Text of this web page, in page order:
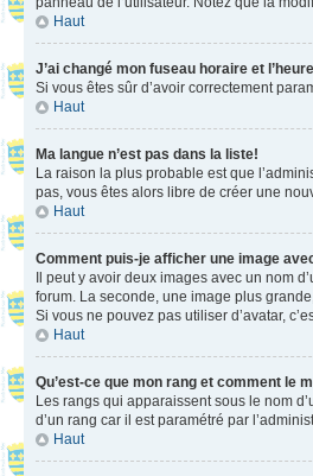
Haut
J’ai changé mon fuseau horaire et
Si vous êtes sûr d’avoir correctement
Haut
Ma langue n’est pas dans la liste!
La raison la plus probable est que
pas, vous êtes alors libre de créer une
Haut
Comment puis-je afficher une image
Il peut y avoir deux images avec un nom
forum. La seconde, une image plus
Si vous ne pouvez pas utiliser d’avatar,
Haut
Qu’est-ce que mon rang et comment le
Les rangs qui apparaissent sous le nom
d’un rang car il est paramétré par
Haut